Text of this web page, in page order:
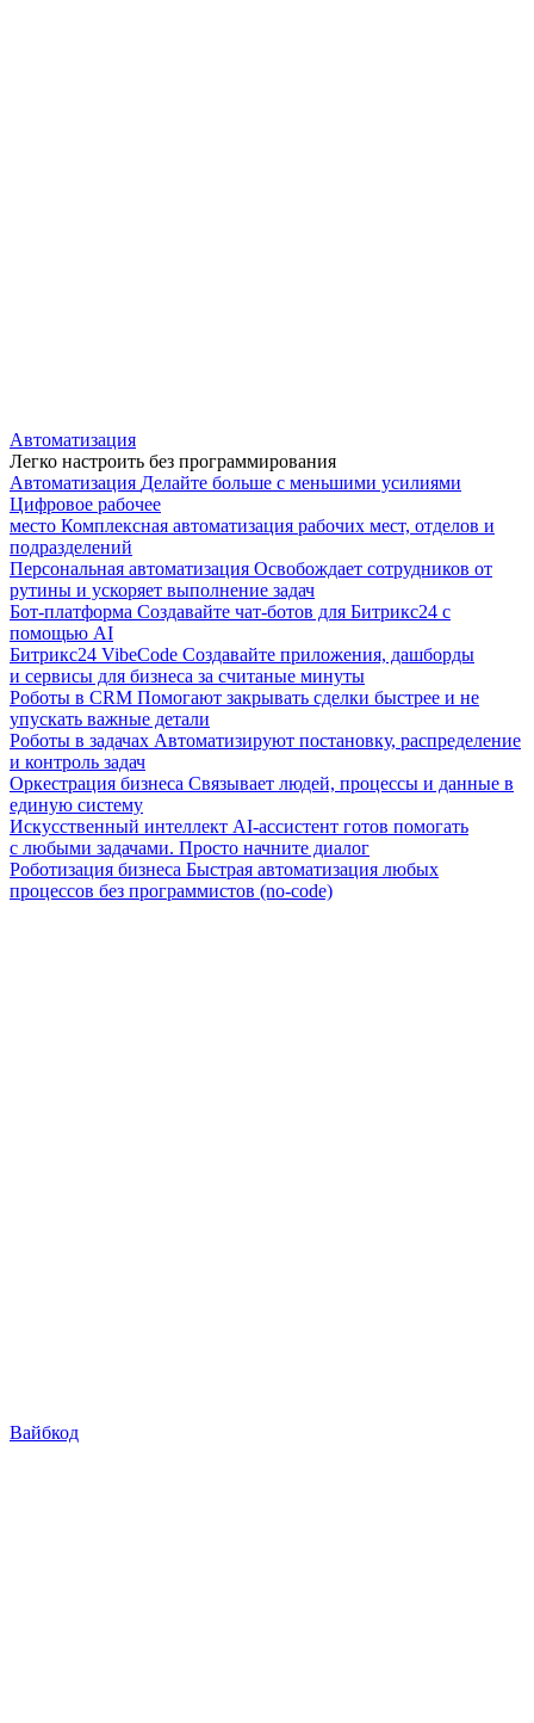
Автоматизация
Легко настроить без программирования
Автоматизация Делайте больше с меньшими усилиями
Цифровое рабочее
место Комплексная автоматизация рабочих мест, отделов и
подразделений
Персональная автоматизация Освобождает сотрудников от
рутины и ускоряет выполнение задач
Бот-платформа Создавайте чат-ботов для Битрикс24 с
помощью AI
Битрикс24 VibeCode Создавайте приложения, дашборды
и сервисы для бизнеса за считаные минуты
Роботы в CRM Помогают закрывать сделки быстрее и не
упускать важные детали
Роботы в задачах Автоматизируют постановку, распределение
и контроль задач
Оркестрация бизнеса Связывает людей, процессы и данные в
единую систему
Искусственный интеллект AI-ассистент готов помогать
с любыми задачами. Просто начните диалог
Роботизация бизнеса Быстрая автоматизация любых
процессов без программистов (no-code)
Вайбкод